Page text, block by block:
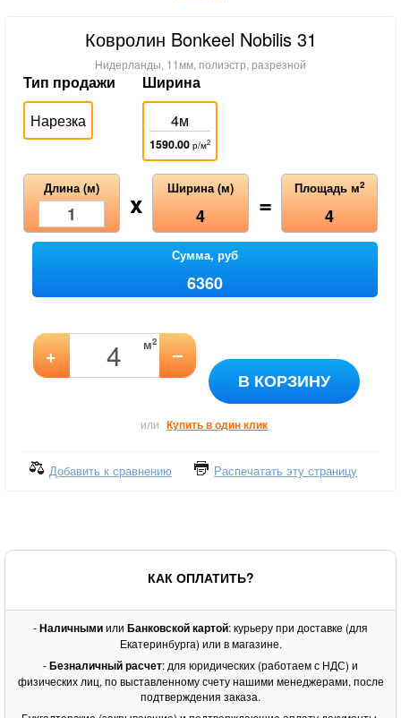
Ковролин Bonkeel Nobilis 31
Нидерланды, 11мм, полиэстр, разрезной
Тип продажи
Нарезка
Ширина
4м
1590.00 р/м2
Длина (м) x Ширина (м)
4 = Площадь м2
4
Сумма, руб
6360
+ м2 –
В КОРЗИНУ
или Купить в один клик
Добавить к сравнению Распечатать эту страницу
КАК ОПЛАТИТЬ?
-Наличнымиили Банковской картой: курьеру при доставке (для
Екатеринбурга) или в магазине.
-Безналичный расчет: для юридических (работаем с НДС) и
физических лиц, по выставленному счету нашими менеджерами, после
подтверждения заказа.